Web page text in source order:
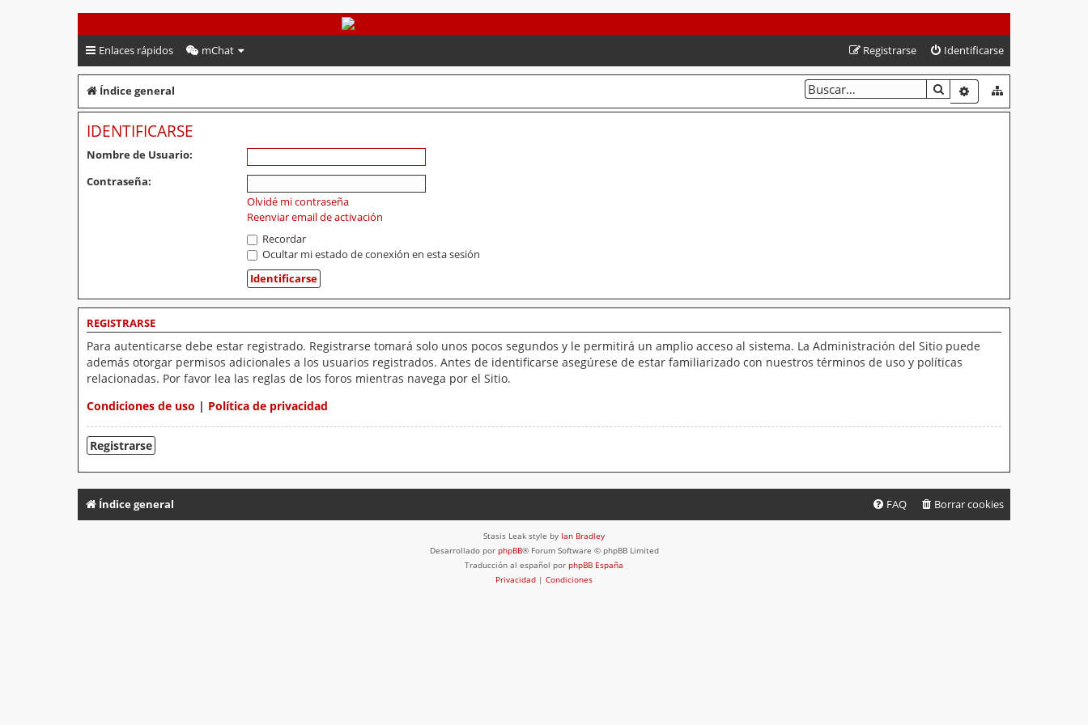
PeruVoley.com
Enlaces rápidos mChat Identificarse
Registrarse
Índice general BUSCARBÚSQUEDA
IDENTIFICARSE
Nombre de Usuario:
Contraseña:
Olvidé mi contraseña
Reenviar email de activación
Recordar
Ocultar mi estado de conexión en esta sesión
REGISTRARSE
Para autenticarse debe estar registrado. Registrarse tomará solo unos pocos segundos y le permitirá un amplio acceso al sistema. La Administración del Sitio puede
además otorgar permisos adicionales a los usuarios registrados. Antes de identificarse asegúrese de estar familiarizado con nuestros términos de uso y políticas
relacionadas. Por favor lea las reglas de los foros mientras navega por el Sitio.
Condiciones de uso | Política de privacidad
Registrarse
Índice general Borrar cookies
FAQ
Stasis Leak style by Ian Bradley
Desarrollado por phpBB® Forum Software © phpBB Limited
Traducción al español por phpBB España
Privacidad | Condiciones